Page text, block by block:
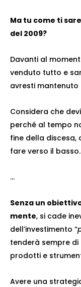
Ma tu come ti
del 2009?
Davanti al
venduto tutto e
avresti mantenuto
Considera che
perché al tempo
fine della discesa,
fare verso il basso.
…
Senza un
mente, si cade
dell’investimento “
tenderà sempre
prodotti e
Avere una